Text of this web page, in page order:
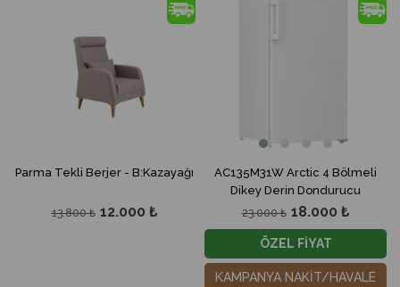
Parma Tekli Berjer - B:Kazayağı
12.000 ₺
13.800 ₺
%13İndirim
AC135M31W Arctic 4 Bölmeli
Dikey Derin Dondurucu
18.000 ₺
23.000 ₺
ÖZEL FİYAT
KAMPANYA NAKİT/HAVALE